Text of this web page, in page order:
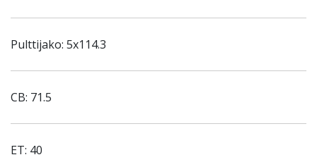
Pulttijako: 5x114.3
CB: 71.5
ET: 40